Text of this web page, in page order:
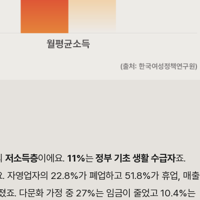
저소득층이에요. 11%는정부 기초 생활 수급자죠.
자영업자의 22.8%가 폐업하고 51.8%가 휴업, 매출
죠. 다문화 가정 중 27%는 임금이 줄었고 10.4%는